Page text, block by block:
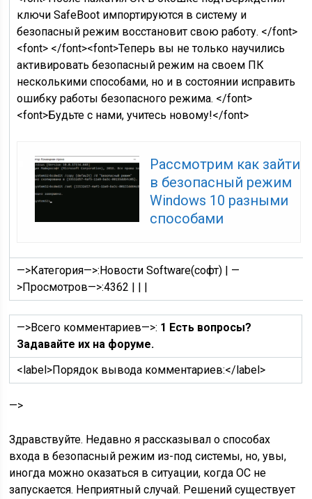
ключи SafeBoot импортируются в систему и
безопасный режим восстановит свою работу. </font>
<font> </font><font>Теперь вы не только научились
активировать безопасный режим на своем ПК
несколькими способами, но и в состоянии исправить
ошибку работы безопасного режима. </font>
<font>Будьте с нами, учитесь новому!</font>
Рассмотрим как зайти
в безопасный режим
Windows 10 разными
способами
—>Категория—>:Новости Software(софт) | —
>Просмотров—>:4362 | | |
—>Всего комментариев—>: 1 Есть вопросы?
Задавайте их на форуме.
<label>Порядок вывода комментариев:</label>
—>
Здравствуйте. Недавно я рассказывал о способах
входа в безопасный режим из-под системы, но, увы,
иногда можно оказаться в ситуации, когда ОС не
запускается. Неприятный случай. Решений существует